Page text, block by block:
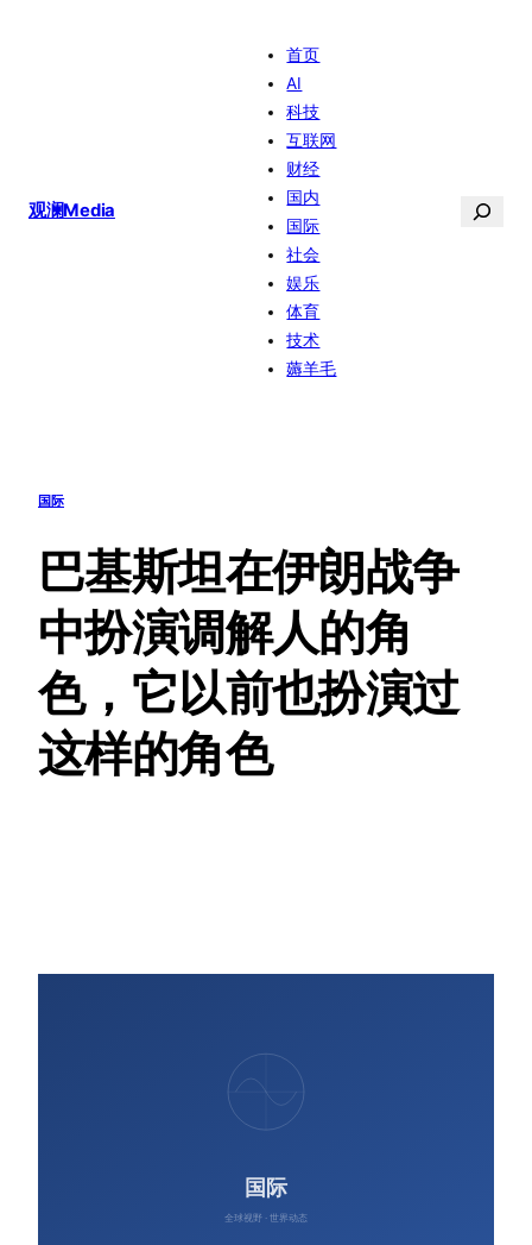
观澜Media
首页
AI
科技
互联网
财经
国内
国际
社会
娱乐
体育
技术
薅羊毛
搜
国际
巴基斯坦在伊朗战争
中扮演调解人的角
色，它以前也扮演过
这样的角色